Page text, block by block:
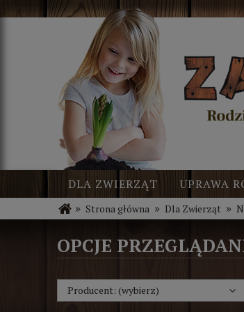
DLA ZWIERZĄT UPRAWA
BLOG
NOWOŚCI
» Strona główna » Dla Zwierząt »
OPCJE
Producent: (wybierz)